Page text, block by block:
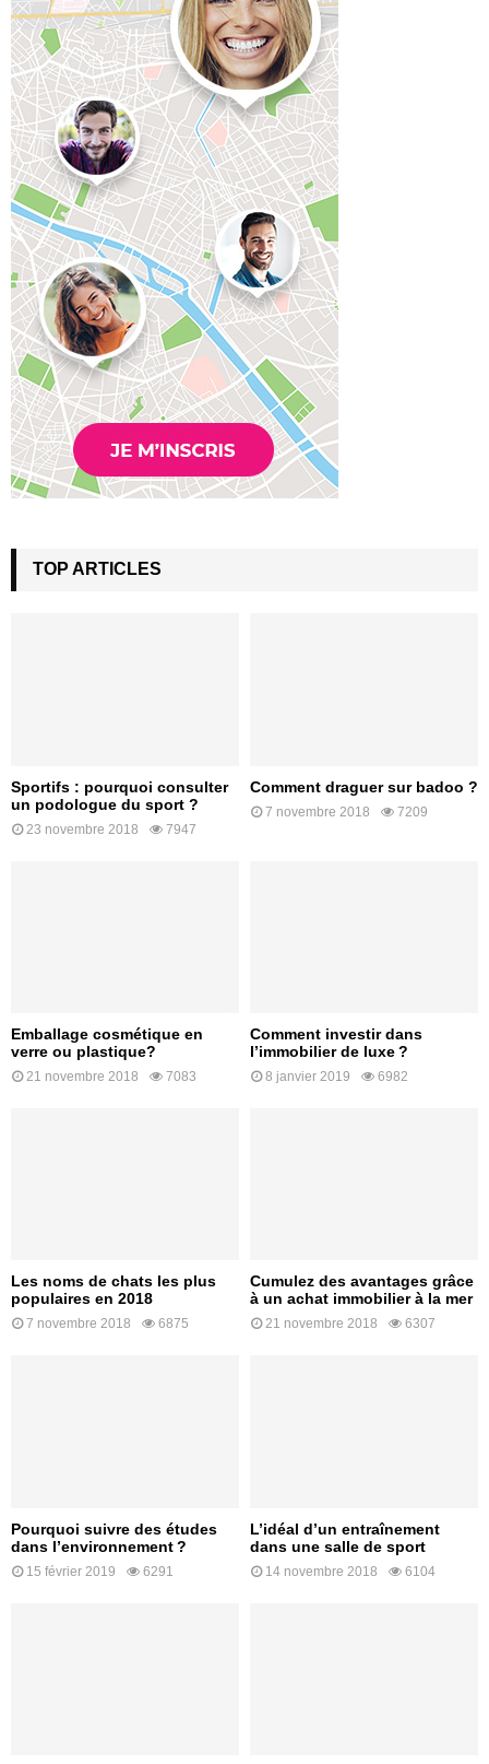
TOP ARTICLES
Sportifs : pourquoi consulter
un podologue du sport ?
23 novembre 2018 7947
Comment draguer sur badoo ?
7 novembre 2018 7209
Emballage cosmétique en
verre ou plastique?
21 novembre 2018 7083
Comment investir dans
l’immobilier de luxe ?
8 janvier 2019 6982
Les noms de chats les plus
populaires en 2018
7 novembre 2018 6875
Cumulez des avantages grâce
à un achat immobilier à la mer
21 novembre 2018 6307
Pourquoi suivre des études
dans l’environnement ?
15 février 2019 6291
L’idéal d’un entraînement
dans une salle de sport
14 novembre 2018 6104